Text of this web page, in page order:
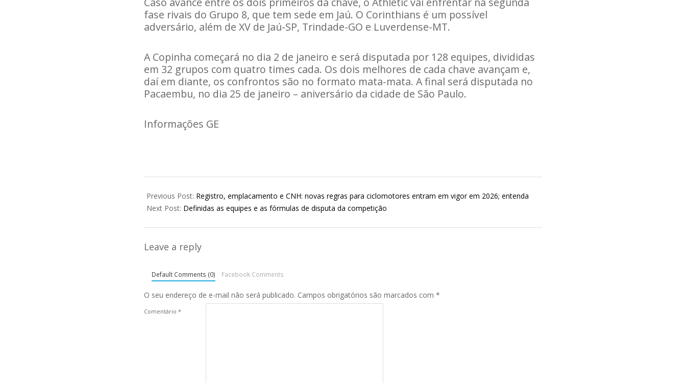
fase rivais do Grupo 8, que tem sede em Jaú. O Corinthians é um possível
adversário, além de XV de Jaú-SP, Trindade-GO e Luverdense-MT.
A Copinha começará no dia 2 de janeiro e será disputada por 128 equipes, divididas
em 32 grupos com quatro times cada. Os dois melhores de cada chave avançam e,
daí em diante, os confrontos são no formato mata-mata. A final será disputada no
Pacaembu, no dia 25 de janeiro – aniversário da cidade de São Paulo.
Informações GE
11-
27
Previous Post: Registro, emplacamento e CNH: novas regras para ciclomotores entram em vigor em 2026; entenda
Next Post: Definidas as equipes e as fórmulas de disputa da competição
Leave a reply
Default Comments (0) Facebook Comments
O seu endereço de e-mail não será publicado. Campos obrigatórios são marcados com *
Comentário *